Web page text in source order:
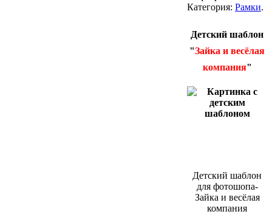
Категория: Рамки.
Детский шаблон
"Зайка и весёлая
компания"
Детский шаблон
для фотошопа-
Зайка и весёлая
компания